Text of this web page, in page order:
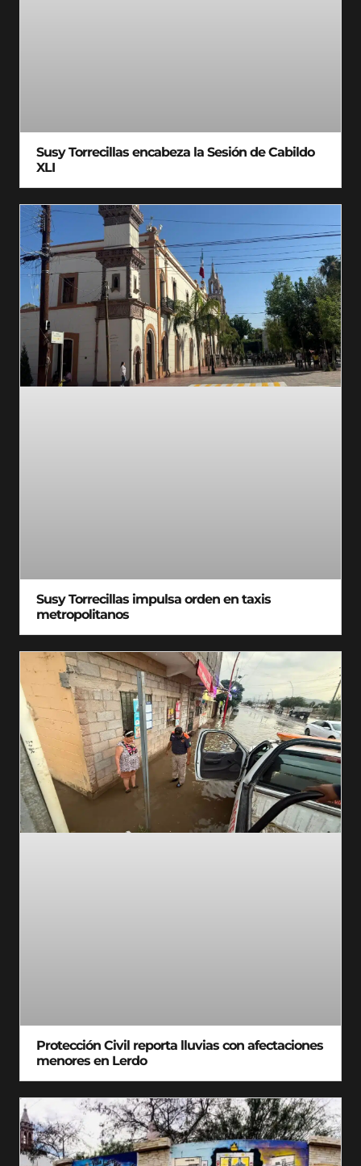
Susy Torrecillas encabeza la Sesión de Cabildo
XLI
Susy Torrecillas impulsa orden en taxis
metropolitanos
Protección Civil reporta lluvias con afectaciones
menores en Lerdo